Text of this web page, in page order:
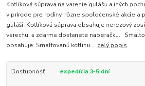
Kotlíková súprava na varenie gulášu a iných
v prírode pre rodiny, rôzne spoločenské akcie a
guláši. Kotlíková súprava obsahuje nerezový
varechu a zdarma dostanete naberačku.
obsahuje: Smaltovanú kotlinu ... celý popis
Dostupnosť expedícia 3-5 dní